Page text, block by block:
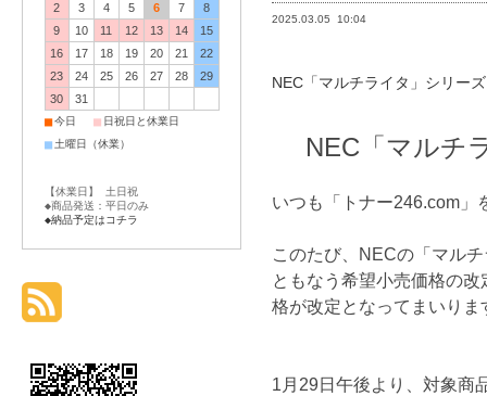
2025.03.05 10:04
NEC「マルチライタ」シリー
NEC「マルチ
いつも「トナー246.com」
このたび、NECの「マル
ともなう希望小売価格の
格が改定となってまいりま
1月29日午後より、対象商
2
3 4 5 6 7
8
9
10 11 12 13 14
15
16
17 18 19 20 21
22
23
24 25 26 27 28
29
30
31
■今日 ■ 日祝日と休業日
■ 土曜日（休業）
【休業日】 土日祝
◆商品発送：平日のみ
◆納品予定はコチラ